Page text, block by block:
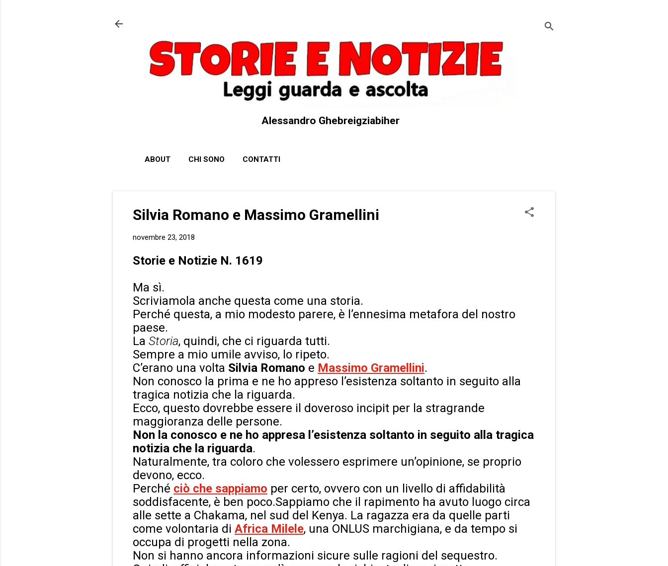
Alessandro Ghebreigziabiher
ABOUT CHI SONO CONTATTI
Silvia Romano e Massimo Gramellini
novembre 23, 2018
Storie e Notizie N. 1619
Ma sì.
Scriviamola anche questa come una storia.
Perché questa, a mio modesto parere, è l’ennesima metafora del nostro
paese.
La Storia, quindi, che ci riguarda tutti.
Sempre a mio umile avviso, lo ripeto.
C’erano una volta Silvia Romano e Massimo Gramellini.
Non conosco la prima e ne ho appreso l’esistenza soltanto in seguito alla
tragica notizia che la riguarda.
Ecco, questo dovrebbe essere il doveroso incipit per la stragrande
maggioranza delle persone.
Non la conosco e ne ho appresa l’esistenza soltanto in seguito alla tragica
notizia che la riguarda.
Naturalmente, tra coloro che volessero esprimere un’opinione, se proprio
devono, ecco.
Perché ciò che sappiamo per certo, ovvero con un livello di affidabilità
soddisfacente, è ben poco.Sappiamo che il rapimento ha avuto luogo circa
alle sette a Chakama, nel sud del Kenya. La ragazza era da quelle parti
come volontaria di Africa Milele, una ONLUS marchigiana, e da tempo si
occupa di progetti nella zona.
Non si hanno ancora informazioni sicure sulle ragioni del sequestro.